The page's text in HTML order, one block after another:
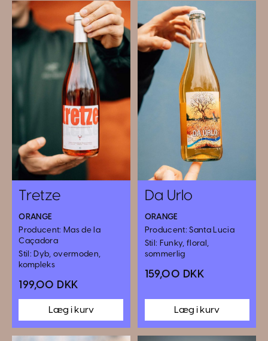
Tretze
ORANGE
Producent: Mas de la
Caçadora
Stil: Dyb, overmoden,
kompleks
199,00 DKK
Da Urlo
ORANGE
Producent: Santa Lucia
Stil: Funky, floral,
sommerlig
159,00 DKK